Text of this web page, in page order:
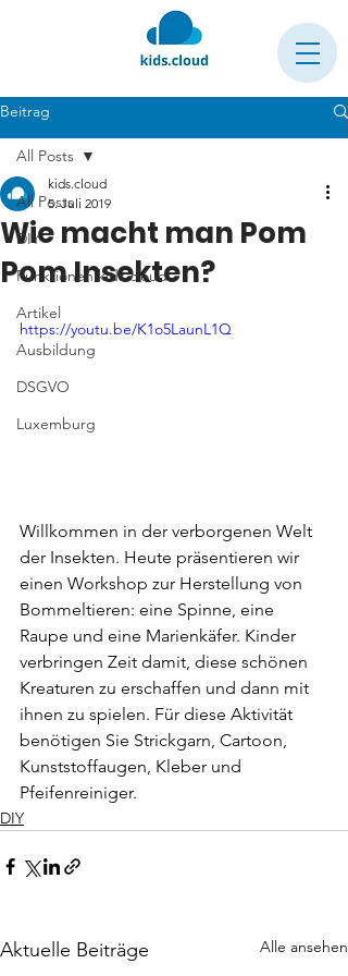
Beitrag
All Posts
DIY
Funktionen kids.cloud
Artikel
Ausbildung
DSGVO
Luxemburg
All Posts
Wie macht man Pom
Pom Insekten?
kids.cloud
5. Juli 2019
https://youtu.be/K1o5LaunL1Q
Willkommen in der verborgenen Welt
der Insekten. Heute präsentieren wir
einen Workshop zur Herstellung von
Bommeltieren: eine Spinne, eine
Raupe und eine Marienkäfer. Kinder
verbringen Zeit damit, diese schönen
Kreaturen zu erschaffen und dann mit
ihnen zu spielen. Für diese Aktivität
benötigen Sie Strickgarn, Cartoon,
Kunststoffaugen, Kleber und
Pfeifenreiniger.
DIY
Aktuelle Beiträge Alle ansehen